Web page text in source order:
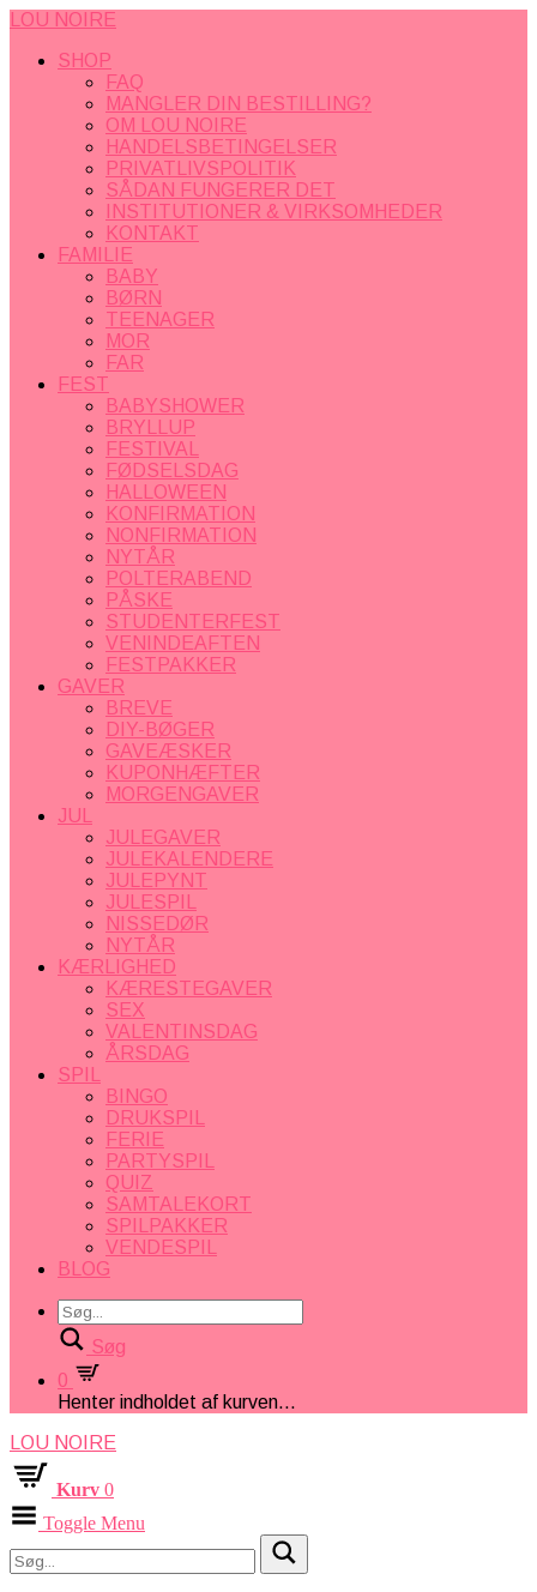
LOU NOIRE
SHOP
FAQ
MANGLER DIN BESTILLING?
OM LOU NOIRE
HANDELSBETINGELSER
PRIVATLIVSPOLITIK
SÅDAN FUNGERER DET
INSTITUTIONER & VIRKSOMHEDER
KONTAKT
FAMILIE
BABY
BØRN
TEENAGER
MOR
FAR
FEST
BABYSHOWER
BRYLLUP
FESTIVAL
FØDSELSDAG
HALLOWEEN
KONFIRMATION
NONFIRMATION
NYTÅR
POLTERABEND
PÅSKE
STUDENTERFEST
VENINDEAFTEN
FESTPAKKER
GAVER
BREVE
DIY-BØGER
GAVEÆSKER
KUPONHÆFTER
MORGENGAVER
JUL
JULEGAVER
JULEKALENDERE
JULEPYNT
JULESPIL
NISSEDØR
NYTÅR
KÆRLIGHED
KÆRESTEGAVER
SEX
VALENTINSDAG
ÅRSDAG
SPIL
BINGO
DRUKSPIL
FERIE
PARTYSPIL
QUIZ
SAMTALEKORT
SPILPAKKER
VENDESPIL
BLOG
Søg
0
Henter indholdet af kurven...
LOU NOIRE
Kurv 0
Toggle Menu